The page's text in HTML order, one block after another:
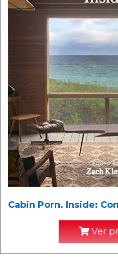
Cabin Porn. Inside:
Ver